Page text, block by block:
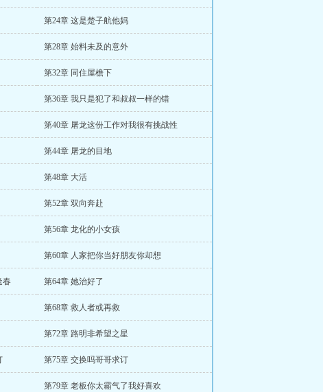
第24章 这是楚子航他妈
第28章 始料未及的意外
第32章 同住屋檐下
第36章 我只是犯了和叔叔一样的错
第40章 屠龙这份工作对我很有挑战性
第44章 屠龙的目地
第48章 大活
第52章 双向奔赴
第56章 龙化的小女孩
第60章 人家把你当好朋友你却想
春 第64章 她治好了
第68章 救人者或再救
第72章 路明非希望之星
第75章 交换吗哥哥求订
第79章 老板你太霸气了我好喜欢